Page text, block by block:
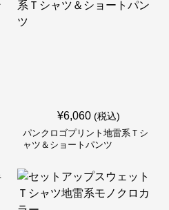
¥6,060 (税込)
パンクロゴプリント地雷系Ｔシ
ャツ＆ショートパンツ